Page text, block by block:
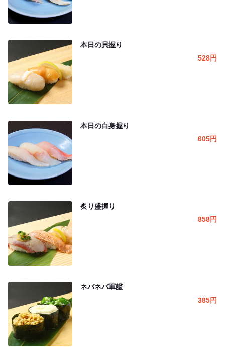
本日の貝握り
528円
本日の白身握り
605円
炙り盛握り
858円
ネバネバ軍艦
385円